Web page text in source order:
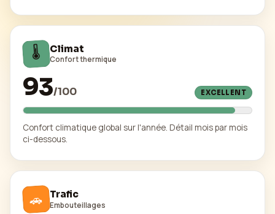
🌡️ Climat
Confort thermique
93/100 EXCELLENT
Confort climatique global sur l'année. Détail mois par mois
ci-dessous.
🚗 Trafic
Embouteillages